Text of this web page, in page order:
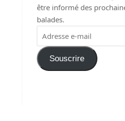
être informé des
balades.
Souscrire